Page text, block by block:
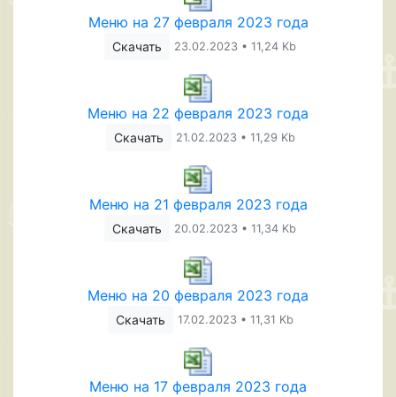
Меню на 27 февраля 2023 года
Скачать 23.02.2023 • 11,24 Kb
Меню на 22 февраля 2023 года
Скачать 21.02.2023 • 11,29 Kb
Меню на 21 февраля 2023 года
Скачать 20.02.2023 • 11,34 Kb
Меню на 20 февраля 2023 года
Скачать 17.02.2023 • 11,31 Kb
Меню на 17 февраля 2023 года